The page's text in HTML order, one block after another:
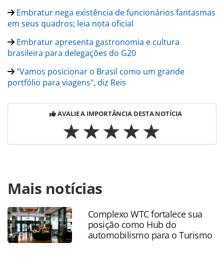
Embratur nega existência de funcionários fantasmas
em seus quadros; leia nota oficial
Embratur apresenta gastronomia e cultura
brasileira para delegações do G20
"Vamos posicionar o Brasil como um grande
portfólio para viagens", diz Reis
AVALIE A IMPORTÂNCIA DESTA NOTÍCIA
https://www.panrotas.com.br/mercado/feiras/2024/11/
finaliza-negociacoes-para-ser-o-pais-convidado-da-fitur-
2025_211861.html ou as ferramentas oferecidas na página.
Todo o conteúdo produzido pela PANROTAS Editora é
protegido pela legislação brasileira sobre direito autoral.
Não reproduza o conteúdo sem autorização da PANROTAS
Mais notícias
Complexo WTC fortalece sua
posição como Hub do
automobilismo para o Turismo